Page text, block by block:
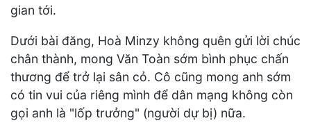
gian tới.
Dưới bài đăng, Hoà Minzy không quên gửi lời chúc
chân thành, mong Văn Toàn sớm bình phục chấn
thương để trở lại sân cỏ. Cô cũng mong anh sớm
có tin vui của riêng mình để dân mạng không còn
gọi anh là "lốp trưởng" (người dự bị) nữa.